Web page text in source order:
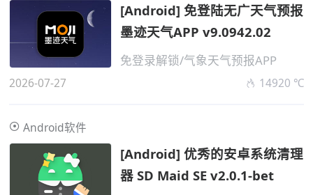
[Android] 免登陆无广天气预报
墨迹天气APP v9.0942.02
免登录解锁/气象天气预报APP
2026-07-27 14920 ℃
Android软件
[Android] 优秀的安卓系统清理
器 SD Maid SE v2.0.1-bet